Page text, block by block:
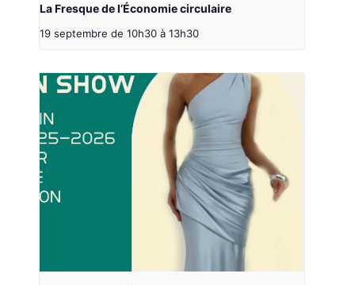
La Fresque de l’Économie circulaire
19 septembre de 10h30 à 13h30